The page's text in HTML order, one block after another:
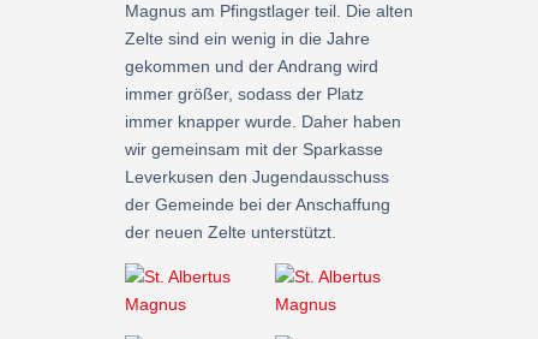
Magnus am Pfingstlager teil. Die alten
Zelte sind ein wenig in die Jahre
gekommen und der Andrang wird
immer größer, sodass der Platz
immer knapper wurde. Daher haben
wir gemeinsam mit der Sparkasse
Leverkusen den Jugendausschuss
der Gemeinde bei der Anschaffung
der neuen Zelte unterstützt.